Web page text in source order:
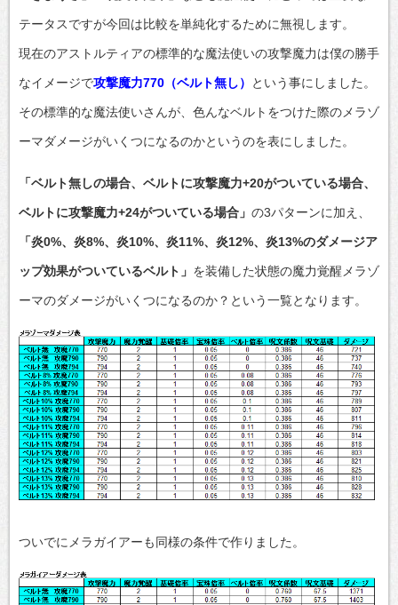
テータスですが今回は比較を単純化するために無視します。
現在のアストルティアの標準的な魔法使いの攻撃魔力は僕の勝手
なイメージで攻撃魔力770（ベルト無し） という事にしました。
その標準的な魔法使いさんが、色んなベルトをつけた際のメラゾ
ーマダメージがいくつになるのかというのを表にしました。
「ベルト無しの場合、ベルトに攻撃魔力+20がついている場合、
ベルトに攻撃魔力+24がついている場合」 の3パターンに加え、
「炎0%、炎8%、炎10%、炎11%、炎12%、炎13%のダメージア
ップ効果がついているベルト」 を装備した状態の魔力覚醒メラゾ
ーマのダメージがいくつになるのか？という一覧となります。
ついでにメラガイアーも同様の条件で作りました。